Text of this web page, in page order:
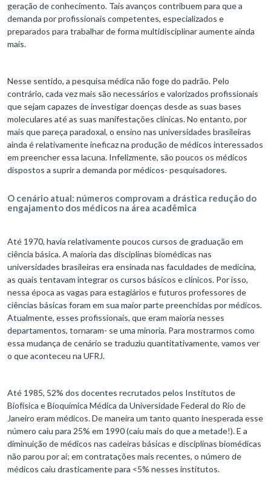
geração de conhecimento. Tais avanços contribuem para que a
demanda por profissionais competentes, especializados e
preparados para trabalhar de forma multidisciplinar aumente ainda
mais.
Nesse sentido, a pesquisa médica não foge do padrão. Pelo
contrário, cada vez mais são necessários e valorizados profissionais
que sejam capazes de investigar doenças desde as suas bases
moleculares até as suas manifestações clínicas. No entanto, por
mais que pareça paradoxal, o ensino nas universidades brasileiras
ainda é relativamente ineficaz na produção de médicos interessados
em preencher essa lacuna. Infelizmente, são poucos os médicos
dispostos a suprir a demanda por médicos- pesquisadores.
O cenário atual: números comprovam a drástica redução do
engajamento dos médicos na área acadêmica
Até 1970, havia relativamente poucos cursos de graduação em
ciência básica. A maioria das disciplinas biomédicas nas
universidades brasileiras era ensinada nas faculdades de medicina,
as quais tentavam integrar os cursos básicos e clínicos. Por isso,
nessa época as vagas para estagiários e futuros professores de
ciências básicas foram em sua maior parte preenchidas por médicos.
Atualmente, esses profissionais, que eram maioria nesses
departamentos, tornaram- se uma minoria. Para mostrarmos como
essa mudança de cenário se traduziu quantitativamente, vamos ver
o que aconteceu na UFRJ.
Até 1985, 52% dos docentes recrutados pelos Institutos de
Biofísica e Bioquímica Médica da Universidade Federal do Rio de
Janeiro eram médicos. De maneira um tanto quanto inesperada esse
número caiu para 25% em 1990 (caiu mais do que a metade!). E a
diminuição de médicos nas cadeiras básicas e disciplinas biomédicas
não parou por aí; em contratações mais recentes, o número de
médicos caiu drasticamente para <5% nesses institutos.